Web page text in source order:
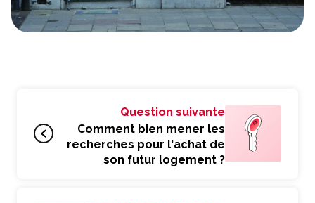
Question suivante
Comment bien mener les
recherches pour l'achat de
son futur logement ?